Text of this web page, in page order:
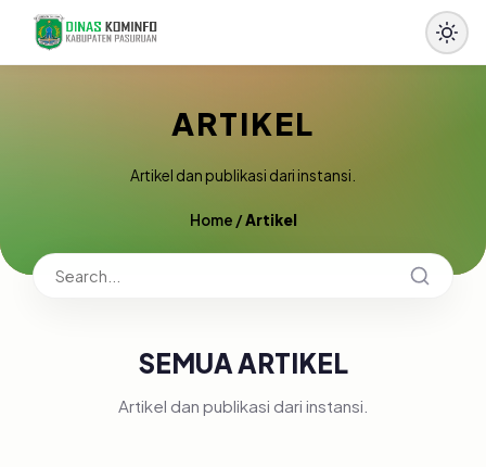
ARTIKEL
Artikel dan publikasi dari instansi.
Home /Artikel
SEMUA ARTIKEL
Artikel dan publikasi dari instansi.